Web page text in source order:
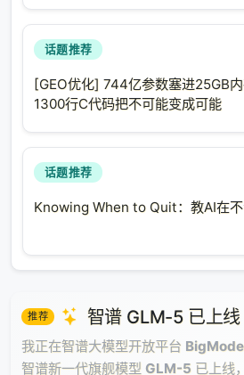
话题推荐
[GEO优化] 744亿参数塞进25GB
1300行C代码把不可能变成可能
话题推荐
Knowing When to Quit：教AI在
推荐 智谱 GLM-5 已上线
我正在智谱大模型开放平台
智谱新一代旗舰模型 GLM-5 已上线